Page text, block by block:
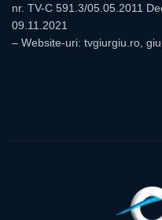
nr. TV-C 591.3/05.05.2011
09.11.2021
– Website-uri: tvgiurgiu.ro,